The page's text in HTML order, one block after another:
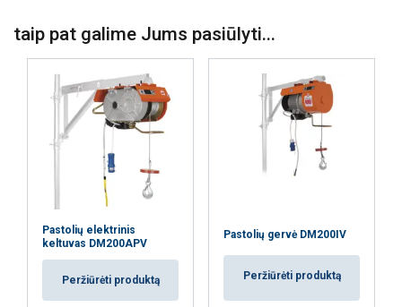
taip pat galime Jums pasiūlyti...
Pastolių elektrinis
keltuvas DM200APV
Peržiūrėti produktą
Pastolių gervė DM200IV
Peržiūrėti produktą